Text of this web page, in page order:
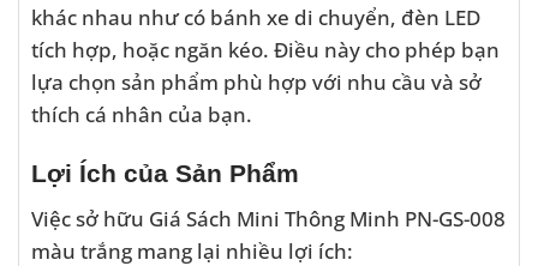
khác nhau như có bánh xe di chuyển, đèn LED
tích hợp, hoặc ngăn kéo. Điều này cho phép bạn
lựa chọn sản phẩm phù hợp với nhu cầu và sở
thích cá nhân của bạn.
Lợi Ích của Sản Phẩm
Việc sở hữu Giá Sách Mini Thông Minh PN-GS-008
màu trắng mang lại nhiều lợi ích: